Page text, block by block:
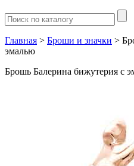
Главная > Броши и значки >
эмалью
Брошь Балерина бижутерия с